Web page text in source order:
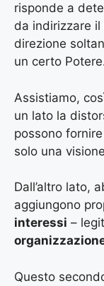
risponde a
da indirizzare il
direzione
un certo
Assistiamo,
un lato la
possono
solo una
Dall’altro lato,
aggiungono
interessi –
Questo